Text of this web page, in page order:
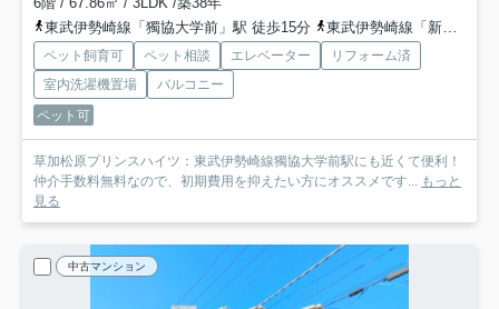
東武伊勢崎線「獨協大学前」駅 徒歩15分
東武伊勢崎線「新田」駅 徒歩28分
ペット飼育可 ペット相談 エレベーター
リフォーム済
室内洗濯機置場
バルコニー
ペット可
草加松原プリンスハイツ：東武伊勢崎線獨協大学前駅にも近くて便利！
仲介手数料無料なので、初期費用を抑えたい方にオススメです... もっと
見る
中古マンション